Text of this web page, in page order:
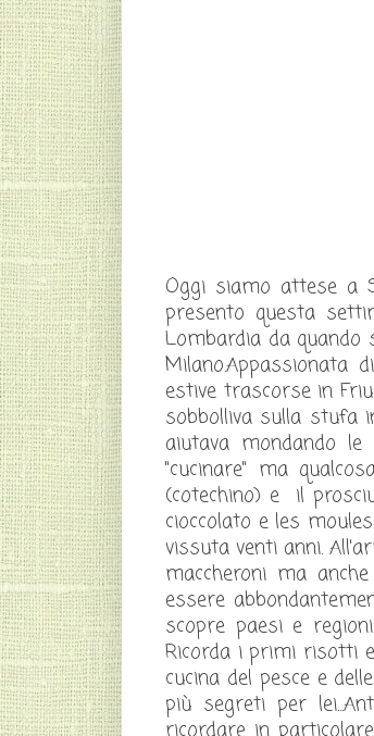
Oggi siamo attese a
presento questa
Lombardia da quando
Milano.Appassionata
estive trascorse in
sobbolliva sulla stufa
aiutava mondando
"cucinare" ma
(cotechino) e il
cioccolato e les
vissuta venti anni.
maccheroni ma
essere
scopre paesi e
Ricorda i primi risotti
cucina del pesce e
più segreti per